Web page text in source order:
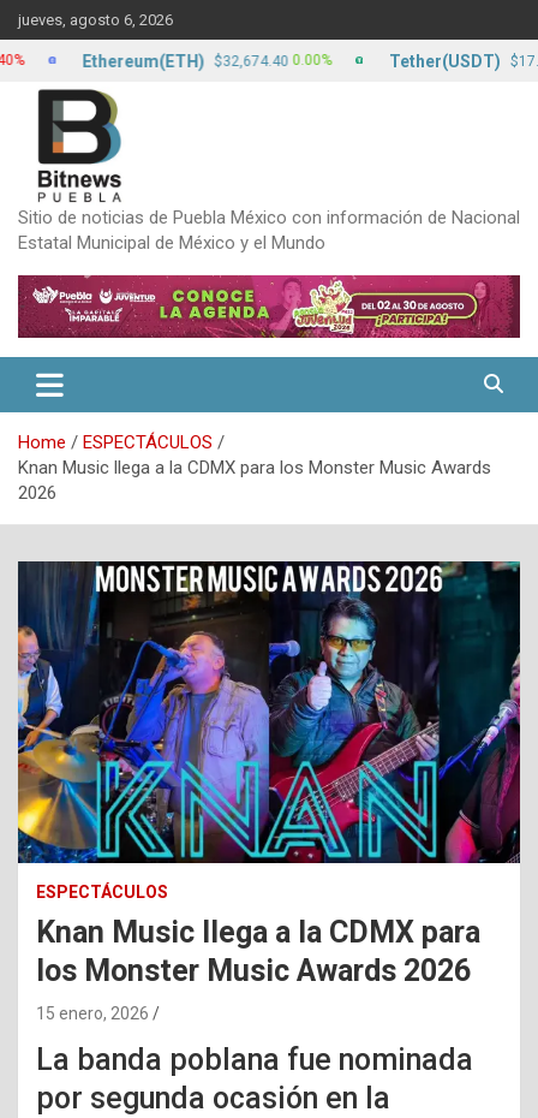
Skip
to
content
jueves, agosto 6, 2026
Sitio de noticias de Puebla México con información de Nacional
Estatal Municipal de México y el Mundo
Home
ESPECTÁCULOS
Knan Music llega a la CDMX para los Monster Music Awards
2026
ESPECTÁCULOS
Knan Music llega a la CDMX para
los Monster Music Awards 2026
15 enero, 2026
La banda poblana fue nominada
por segunda ocasión en la
Ethereum(ETH) $32,674.40 0.00% Tether(USDT) $17.20 0.00%